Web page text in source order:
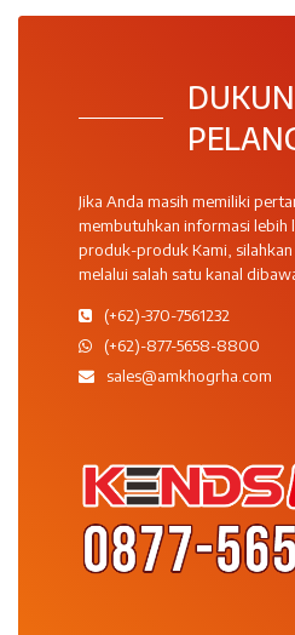
Jika Anda masih memiliki
membutuhkan informasi lebih
produk-produk Kami,
melalui salah satu kanal
(+62)-370-7561232
(+62)-877-5658-8800
sales@amkhogrha.com